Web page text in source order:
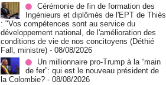
Cérémonie de fin de formation des
Ingénieurs et diplômés de l'EPT de Thiès
: "Vos compétences sont au service du
développement national, de l'amélioration des
conditions de vie de nos concitoyens (Déthié
Fall, ministre) - 08/08/2026
Un millionnaire pro-Trump à la “main
de fer”: qui est le nouveau président de
la Colombie? - 08/08/2026